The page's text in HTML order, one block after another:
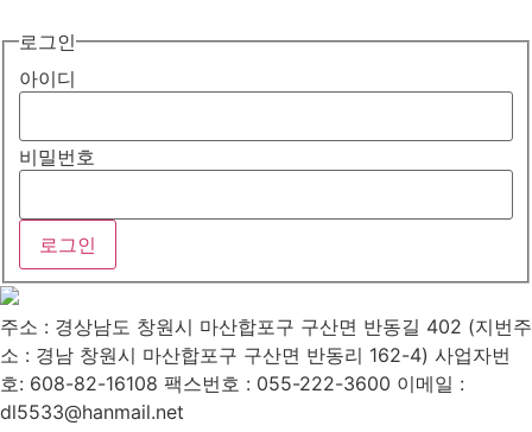
로그인
아이디
비밀번호
주소 : 경상남도 창원시 마산합포구 구산면 반동길 402 (지번주
소 : 경남 창원시 마산합포구 구산면 반동리 162-4) 사업자번
호: 608-82-16108 팩스번호 : 055-222-3600 이메일 :
dl5533@hanmail.net